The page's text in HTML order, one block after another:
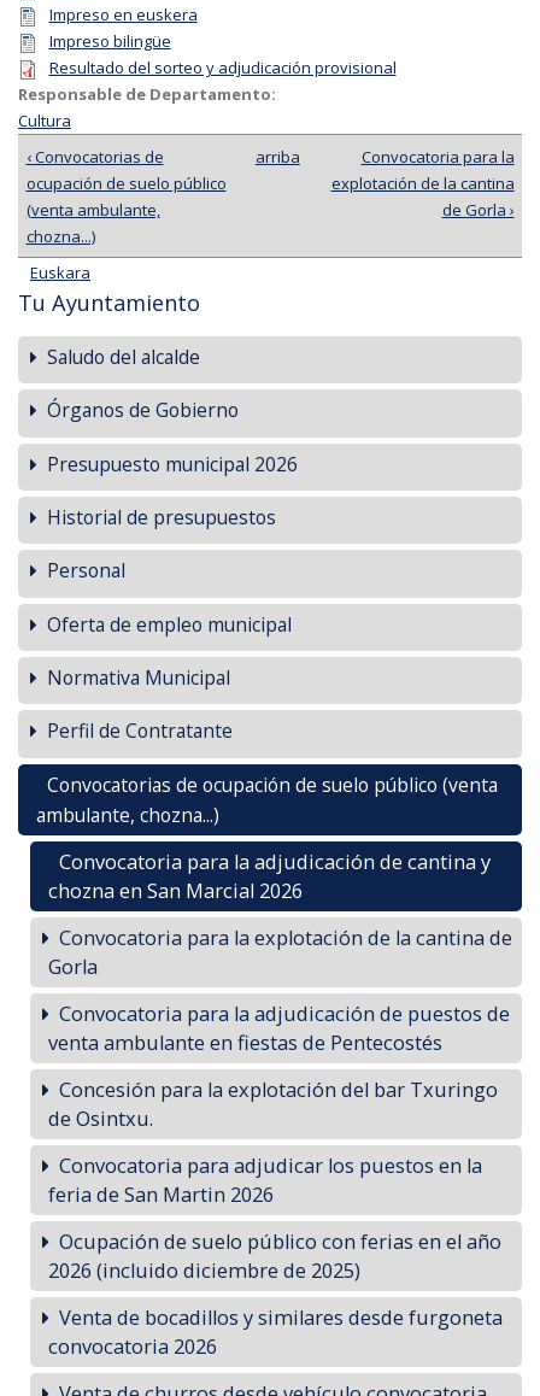
Impreso en euskera
Impreso bilingüe
Resultado del sorteo y adjudicación provisional
Responsable de Departamento:
Cultura
‹ Convocatorias de
ocupación de suelo público
(venta ambulante,
chozna...)
arriba
Convocatoria para la
explotación de la cantina
de Gorla ›
Euskara
Tu Ayuntamiento
Saludo del alcalde
Órganos de Gobierno
Presupuesto municipal 2026
Historial de presupuestos
Personal
Oferta de empleo municipal
Normativa Municipal
Perfil de Contratante
Convocatorias de ocupación de suelo público (venta
ambulante, chozna...)
Convocatoria para la adjudicación de cantina y
chozna en San Marcial 2026
Convocatoria para la explotación de la cantina de
Gorla
Convocatoria para la adjudicación de puestos de
venta ambulante en fiestas de Pentecostés
Concesión para la explotación del bar Txuringo
de Osintxu.
Convocatoria para adjudicar los puestos en la
feria de San Martin 2026
Ocupación de suelo público con ferias en el año
2026 (incluido diciembre de 2025)
Venta de bocadillos y similares desde furgoneta
convocatoria 2026